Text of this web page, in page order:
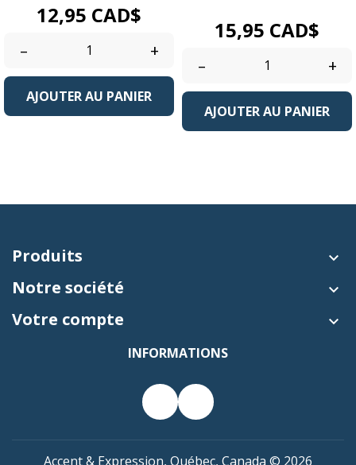
Prix
12,95 CAD$
– +
AJOUTER AU PANIER
Prix
15,95 CAD$
– +
AJOUTER AU PANIER
Produits 
Notre société 
Votre compte 
INFORMATIONS
Accent & Expression, Québec, Canada © 2026